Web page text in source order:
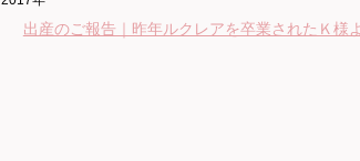
出産のご報告｜昨年ルクレアを卒業されたＫ様